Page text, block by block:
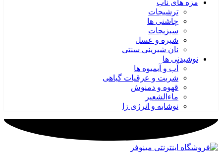
مزه های ناب
ترشیجات
چاشنی ها
سبزیجات
شیره و عسل
نان شیرینی سنتی
نوشیدنی ها
آب و آبمیوه ها
شربت و عرقیات گیاهی
قهوه و دمنوش
ماءالشعیر
نوشابه و انرژی زا